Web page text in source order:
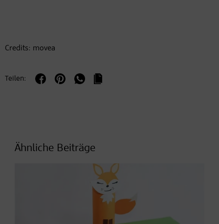
Credits: movea
Teilen:
Ähnliche Beiträge